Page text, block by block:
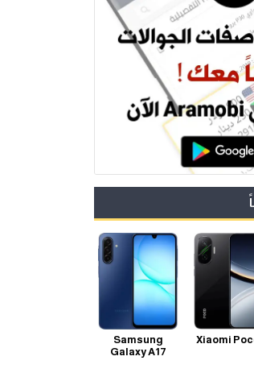
Xiaomi
Samsung
Galaxy A17